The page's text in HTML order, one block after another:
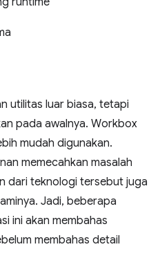
utilitas luar biasa, tetapi
pada awalnya. Workbox
mudah digunakan.
memecahkan masalah
dari teknologi tersebut juga
Jadi, beberapa
ini akan membahas
membahas detail